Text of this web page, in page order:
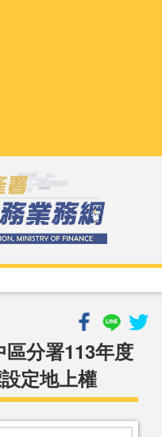
分署113年度
定地上權